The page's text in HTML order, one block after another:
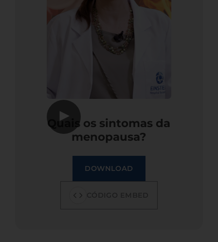
▶
Quais os sintomas da
menopausa?
DOWNLOAD